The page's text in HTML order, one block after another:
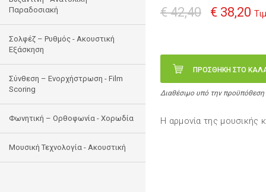
Παραδοσιακή
Σολφέζ – Ρυθμός - Ακουστική
Εξάσκηση
Σύνθεση – Ενορχήστρωση - Film
Scoring
Φωνητική – Ορθοφωνία - Χορωδία
Μουσική Τεχνολογία - Ακουστική
€ 42,40 € 38,20
ΠΡΟΣΘΗΚΗ ΣΤΟ
Διαθέσιμο υπό την
Η αρμονία της μουσικής